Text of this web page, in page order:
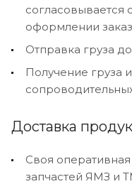
оформлении
Отправка груза
Получение груза
Доставка
Своя
запчастей ЯМЗ и